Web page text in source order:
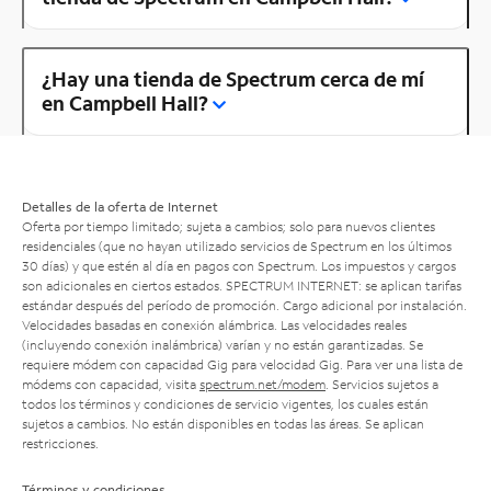
¿Hay una tienda de Spectrum cerca de mí
en Campbell Hall?
Detalles de la oferta de Internet
Oferta por tiempo limitado; sujeta a cambios; solo para nuevos clientes
residenciales (que no hayan utilizado servicios de Spectrum en los últimos
30 días) y que estén al día en pagos con Spectrum. Los impuestos y cargos
son adicionales en ciertos estados. SPECTRUM INTERNET: se aplican tarifas
estándar después del período de promoción. Cargo adicional por instalación.
Velocidades basadas en conexión alámbrica. Las velocidades reales
(incluyendo conexión inalámbrica) varían y no están garantizadas. Se
requiere módem con capacidad Gig para velocidad Gig. Para ver una lista de
módems con capacidad, visita spectrum.net/modem . Servicios sujetos a
todos los términos y condiciones de servicio vigentes, los cuales están
sujetos a cambios. No están disponibles en todas las áreas. Se aplican
restricciones.